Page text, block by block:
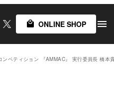
ONLINE SHOP
ペティション 『AMMAC』 実行委員長 橋本